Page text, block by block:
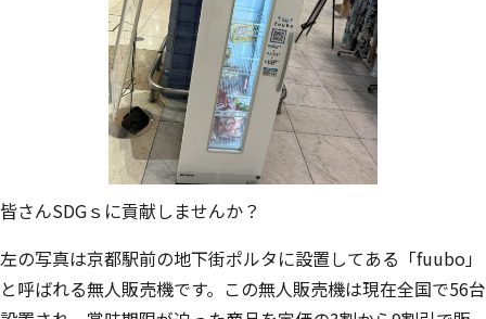
皆さんSDGｓに貢献しませんか？
左の写真は京都駅前の地下街ポルタに設置してある「fuubo」
と呼ばれる無人販売機です。この無人販売機は現在全国で56台